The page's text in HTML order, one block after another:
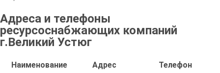
Адреса и телефоны
ресурсоснабжающих компаний
г.Великий Устюг
Наименование Адрес Телефон